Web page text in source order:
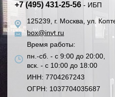
+7 (495) 431-25-56 - ИБП
125239, г. Москва, ул.
box@invt.ru
Время работы:
пн.-сб. - с 9:00 до 20:00,
вск. - с 10:00 до 18:00
ИНН: 7704267243
ОГРН: 1037704035687